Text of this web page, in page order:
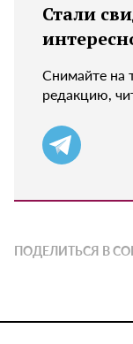
Стали
Снимайте на
редакцию,
ПОДЕЛИТЬСЯ В